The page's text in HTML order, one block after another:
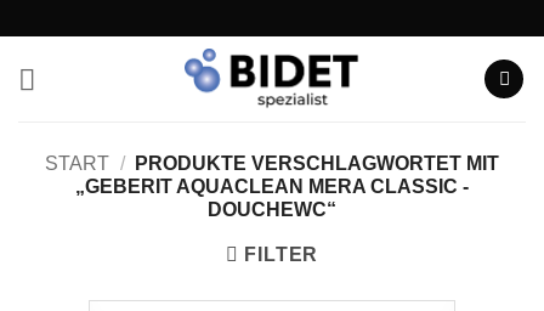
springen
START /
PRODUKTE VERSCHLAGWORTET MIT
„GEBERIT AQUACLEAN MERA CLASSIC -
DOUCHEWC“
FILTER